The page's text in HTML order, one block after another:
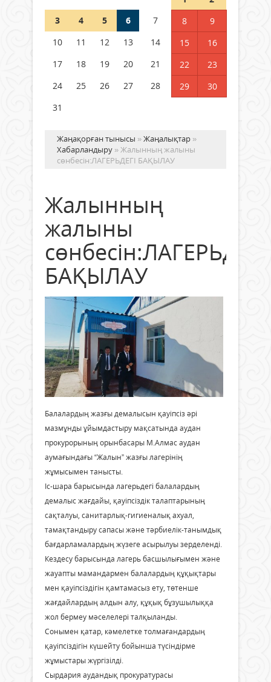
Қысқы демалыс 14 күн: 2026–
каникул кестесі бекітілді
04 тамыз 2026 ж.
3
4 5 6 7 8
9
10
11 12 13 14 15
16
17
18 19 20 21 22
23
24
25 26 27 28 29
30
31
Жаңақорған тынысы »Жаңалықтар »
Хабарландыру » Жалынның жалыны
сөнбесін:ЛАГЕРЬДЕГІ БАҚЫЛАУ
Жалынның
жалыны
сөнбесін:ЛАГЕРЬДЕГІ
БАҚЫЛАУ
Балалардың жазғы демалысын қауіпсіз әрі
мазмұнды ұйымдастыру мақсатында аудан
прокурорының орынбасары М.Алмас аудан
аумағындағы “Жалын” жазғы лагерінің
жұмысымен танысты.
Іс-шара барысында лагерьдегі балалардың
демалыс жағдайы, қауіпсіздік талаптарының
сақталуы, санитарлық-гигиеналық ахуал,
тамақтандыру сапасы және тәрбиелік-танымдық
бағдарламалардың жүзеге асырылуы зерделенді.
Кездесу барысында лагерь басшылығымен және
жауапты мамандармен балалардың құқықтары
мен қауіпсіздігін қамтамасыз ету, төтенше
жағдайлардың алдын алу, құқық бұзушылыққа
жол бермеу мәселелері талқыланды.
Сонымен қатар, кәмелетке толмағандардың
қауіпсіздігін күшейту бойынша түсіндірме
жұмыстары жүргізілді.
Сырдария аудандық прокуратурасы